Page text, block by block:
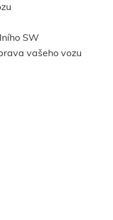
SW
vašeho vozu